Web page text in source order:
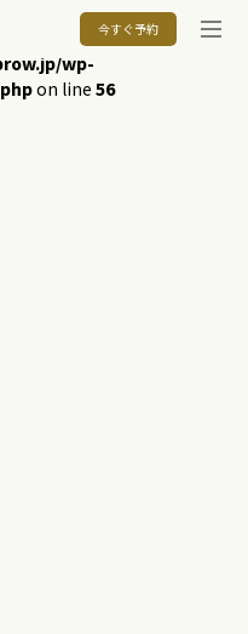
in
wp-
on line 56
今すぐ予約